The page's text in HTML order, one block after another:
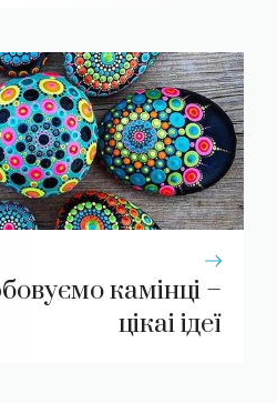
камінці –
цікаі ідеї